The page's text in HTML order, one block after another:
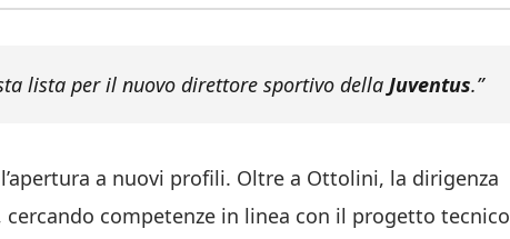
lista per il nuovo direttore sportivo della Juventus.”
a nuovi profili. Oltre a Ottolini, la dirigenza
competenze in linea con il progetto tecnico